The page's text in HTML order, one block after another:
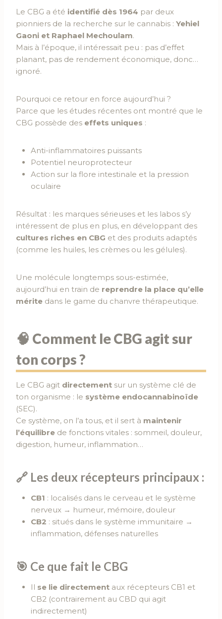
Le CBG a été identifié dès 1964 par deux
pionniers de la recherche sur le cannabis : Yehiel
Gaoni et Raphael Mechoulam.
Mais à l’époque, il intéressait peu : pas d’effet
planant, pas de rendement économique, donc…
ignoré.
Pourquoi ce retour en force aujourd’hui ?
Parce que les études récentes ont montré que le
CBG possède des effets uniques :
Anti-inflammatoires puissants
Potentiel neuroprotecteur
Action sur la flore intestinale et la pression
oculaire
Résultat : les marques sérieuses et les labos s’y
intéressent de plus en plus, en développant des
cultures riches en CBG et des produits adaptés
(comme les huiles, les crèmes ou les gélules).
Une molécule longtemps sous-estimée,
aujourd’hui en train de reprendre la place qu’elle
mérite dans le game du chanvre thérapeutique.
🧠 Comment le CBG agit sur
ton corps ?
Le CBG agit directement sur un système clé de
ton organisme : le système endocannabinoïde
(SEC).
Ce système, on l’a tous, et il sert à maintenir
l’équilibre de fonctions vitales : sommeil, douleur,
digestion, humeur, inflammation…
🔗 Les deux récepteurs principaux :
CB1 : localisés dans le cerveau et le système
nerveux → humeur, mémoire, douleur
CB2 : situés dans le système immunitaire →
inflammation, défenses naturelles
🎯 Ce que fait le CBG
Il se lie directement aux récepteurs CB1 et
CB2 (contrairement au CBD qui agit
indirectement)